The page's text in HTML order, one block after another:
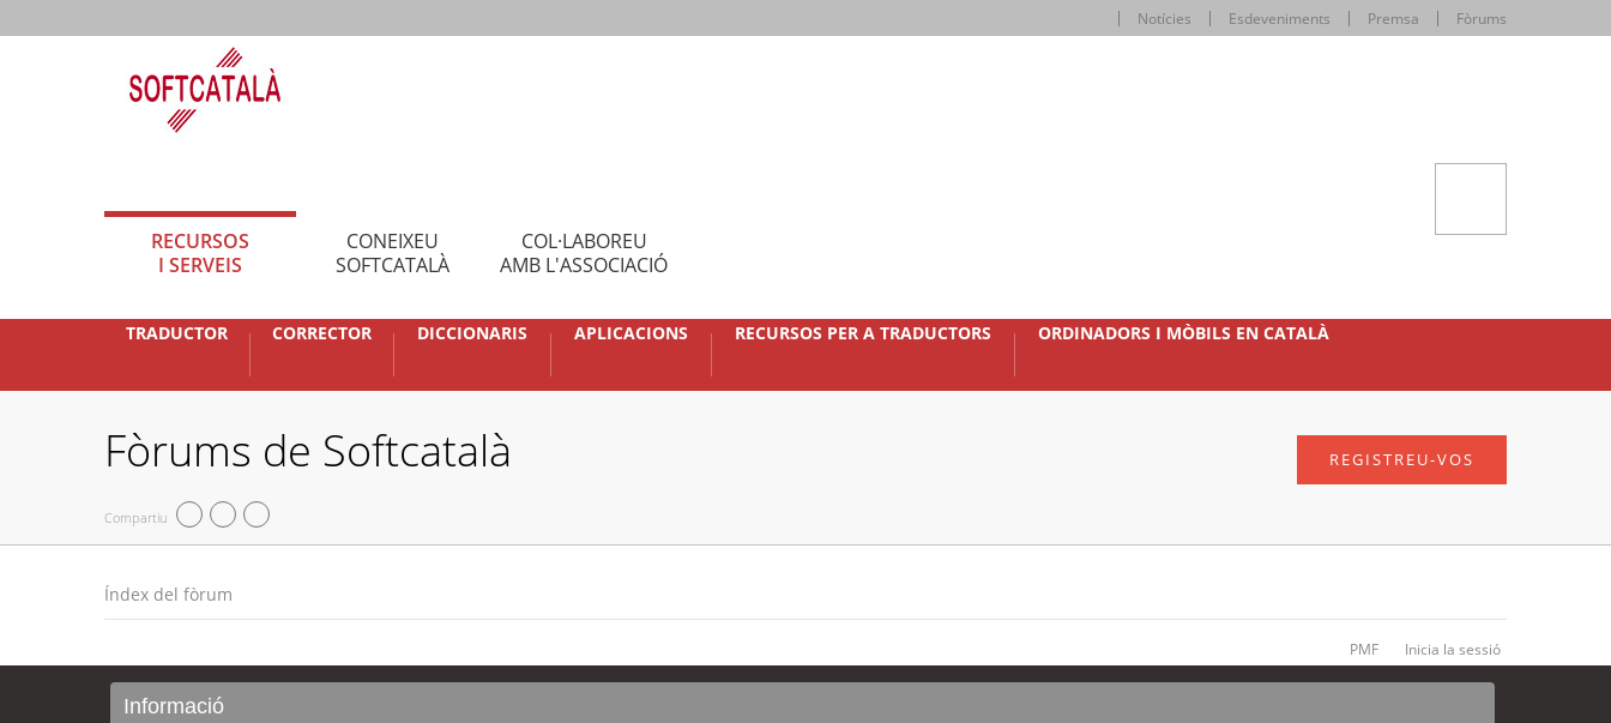
Notícies Esdeveniments Premsa Fòrums
RECURSOS
I SERVEIS
CONEIXEU
SOFTCATALÀ
COL·LABOREU
AMB L'ASSOCIACIÓ
TRADUCTOR CORRECTOR DICCIONARIS APLICACIONS RECURSOS PER A TRADUCTORS ORDINADORS I MÒBILS EN CATALÀ
Fòrums de Softcatalà
Compartiu
REGISTREU-VOS
Índex del fòrum
PMF Inicia la sessió
Informació